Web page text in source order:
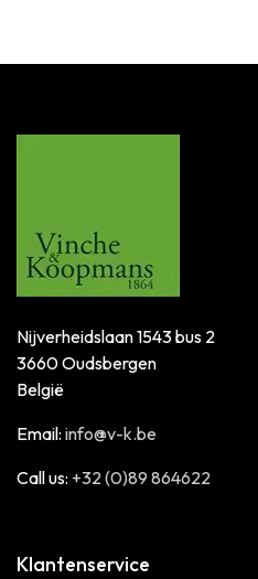
Nijverheidslaan 1543 bus 2
3660 Oudsbergen
België
Email: info@v-k.be
Call us: +32 (0)89 864622
Klantenservice